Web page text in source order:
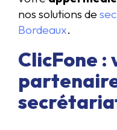
nos solutions de
Bordeaux.
ClicFone :